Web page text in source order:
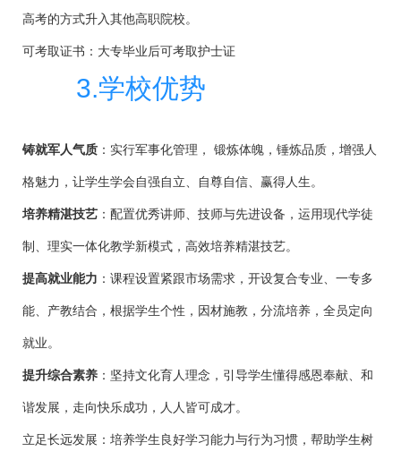
高考的方式升入其他高职院校。
可考取证书：大专毕业后可考取护士证
3.学校优势
铸就军人气质 ：实行军事化管理， 锻炼体魄，锤炼品质，增强人
格魅力，让学生学会自强自立、自尊自信、赢得人生。
培养精湛技艺 ：配置优秀讲师、技师与先进设备，运用现代学徒
制、理实一体化教学新模式，高效培养精湛技艺。
提高就业能力 ：课程设置紧跟市场需求，开设复合专业、一专多
能、产教结合，根据学生个性，因材施教，分流培养，全员定向
就业。
提升综合素养 ：坚持文化育人理念，引导学生懂得感恩奉献、和
谐发展，走向快乐成功，人人皆可成才。
立足长远发展：培养学生良好学习能力与行为习惯，帮助学生树